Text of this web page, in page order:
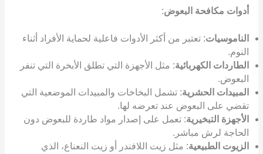
أدوات مكافحة البعوض:
الناموسيات: تعتبر من أكثر الأدوات فاعلية لحماية الأفراد أثناء
النوم.
الطاردات الكهربائية: مثل الأجهزة التي تطلق الأبخرة التي تنفر
البعوض.
المبيدات الحشرية: تشمل البخاخات والمبيدات الموضعية التي
تقضي على البعوض عند تعرضه لها.
الأجهزة التبخيرية: تعمل على إصدار مواد طاردة للبعوض دون
الحاجة لرش مباشر.
الزيوت الطبيعية: مثل زيت اللافندر أو زيت النعناع، الذي